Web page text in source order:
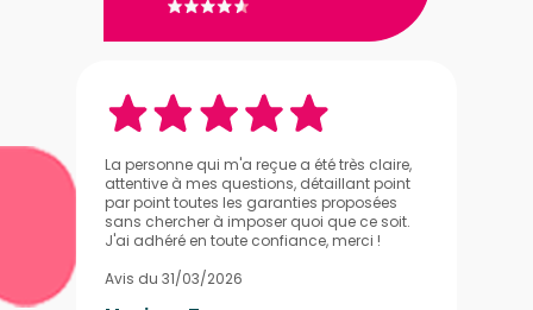
La personne qui m'a reçue a été très claire,
attentive à mes questions, détaillant point
par point toutes les garanties proposées
sans chercher à imposer quoi que ce soit.
J'ai adhéré en toute confiance, merci !
Avis du 31/03/2026